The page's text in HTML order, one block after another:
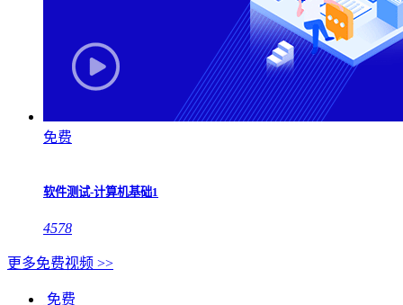
免费
软件测试-计算机基础1
4578
更多免费视频 >>
免费